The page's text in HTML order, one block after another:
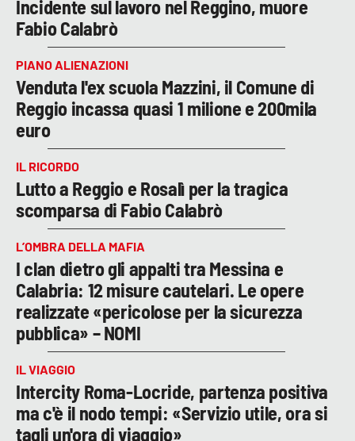
Incidente sul lavoro nel Reggino, muore
Fabio Calabrò
PIANO ALIENAZIONI
Venduta l'ex scuola Mazzini, il Comune di
Reggio incassa quasi 1 milione e 200mila
euro
IL RICORDO
Lutto a Reggio e Rosalì per la tragica
scomparsa di Fabio Calabrò
L’OMBRA DELLA MAFIA
I clan dietro gli appalti tra Messina e
Calabria: 12 misure cautelari. Le opere
realizzate «pericolose per la sicurezza
pubblica» – NOMI
IL VIAGGIO
Intercity Roma-Locride, partenza positiva
ma c'è il nodo tempi: «Servizio utile, ora si
tagli un'ora di viaggio»